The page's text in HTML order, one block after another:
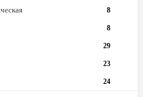
8
8
29
23
24